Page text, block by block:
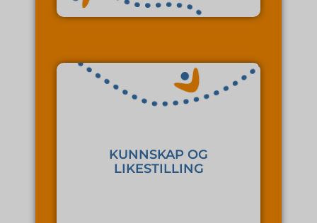
KUNNSKAP OG
LIKESTILLING
rettigheter og